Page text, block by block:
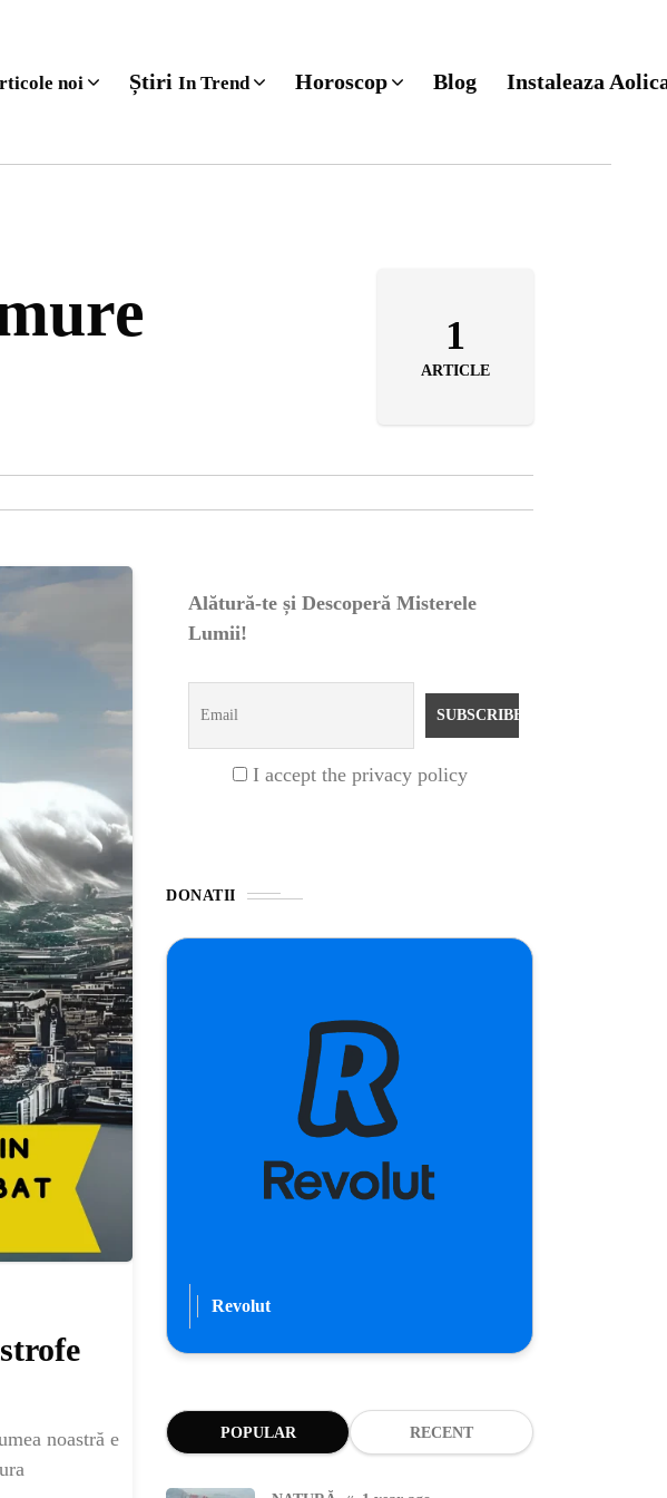
noi Știri In Trend Horoscop Blog Instaleaza
1
ARTICLE
noastră e
Alătură-te și Descoperă Misterele
Lumii!
I accept the privacy policy
DONATII
Revolut
POPULAR RECENT